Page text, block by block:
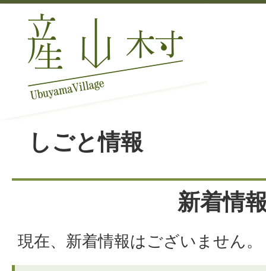
しごと情報
新着情
現在、新着情報はございません。